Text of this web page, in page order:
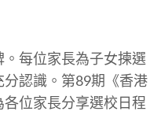
每位家長為子女揀選
認識。第89期《香港
位家長分享選校日程